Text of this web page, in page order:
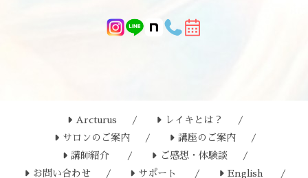
Arcturus
レイキとは？
サロンのご案内
講座のご案内
講師紹介
ご感想・体験談
お問い合わせ
サポート English